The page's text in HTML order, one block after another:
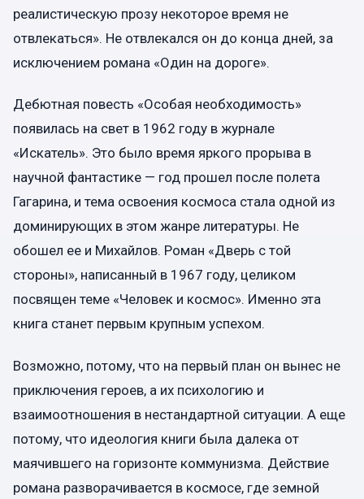
реалистическую прозу некоторое время не
отвлекаться». Не отвлекался он до конца дней, за
исключением романа «Один на дороге».
Дебютная повесть «Особая необходимость»
появилась на свет в 1962 году в журнале
«Искатель». Это было время яркого прорыва в
научной фантастике — год прошел после полета
Гагарина, и тема освоения космоса стала одной из
доминирующих в этом жанре литературы. Не
обошел ее и Михайлов. Роман «Дверь с той
стороны», написанный в 1967 году, целиком
посвящен теме «Человек и космос». Именно эта
книга станет первым крупным успехом.
Возможно, потому, что на первый план он вынес не
приключения героев, а их психологию и
взаимоотношения в нестандартной ситуации. А еще
потому, что идеология книги была далека от
маячившего на горизонте коммунизма. Действие
романа разворачивается в космосе, где земной